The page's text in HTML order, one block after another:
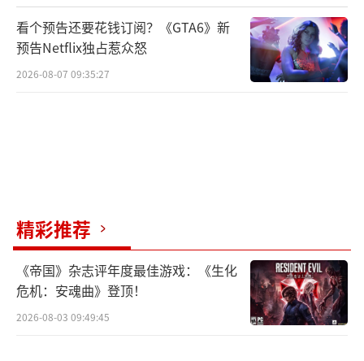
看个预告还要花钱订阅？《GTA6》新
预告Netflix独占惹众怒
2026-08-07 09:35:27
精彩推荐
《帝国》杂志评年度最佳游戏：《生化
危机：安魂曲》登顶！
2026-08-03 09:49:45